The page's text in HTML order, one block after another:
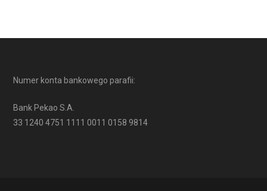
Numer konta bankowego parafii:
Bank Pekao S.A.
33 1240 4751 1111 0011 0158 9814